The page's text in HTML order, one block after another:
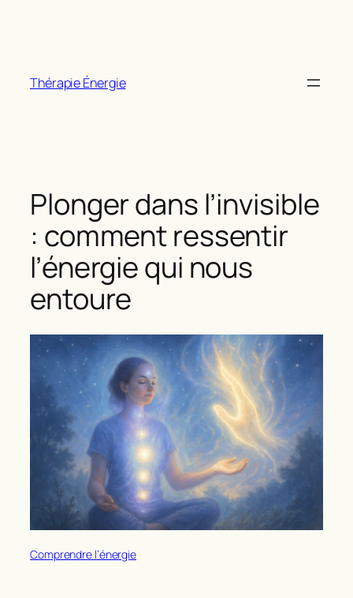
Thérapie Énergie
Plonger dans l’invisible
: comment ressentir
l’énergie qui nous
entoure
Comprendre l’énergie